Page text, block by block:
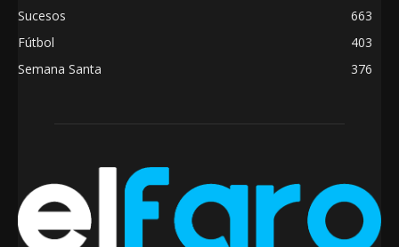
Sucesos
663
Fútbol
403
Semana Santa
376